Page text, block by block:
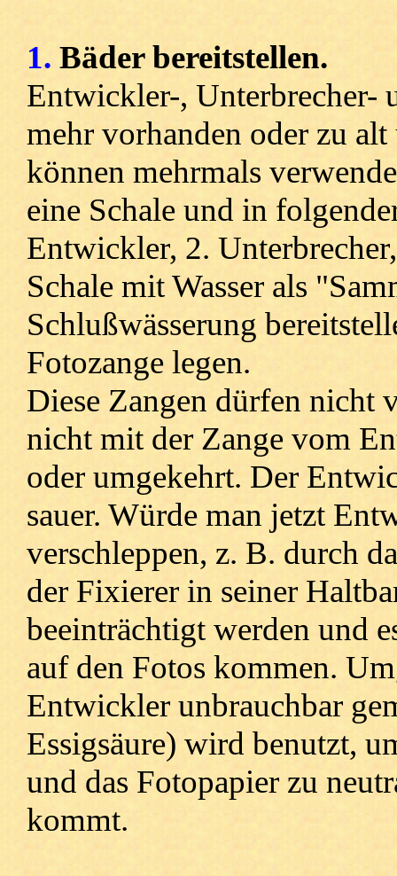
1. Bäder bereitstellen.
Entwickler-, Unterbrecher-
mehr vorhanden oder zu
können mehrmals
eine Schale und in
Entwickler, 2.
Schale mit Wasser als
Schlußwässerung
Fotozange legen.
Diese Zangen dürfen nicht
nicht mit der Zange vom
oder umgekehrt. Der
sauer. Würde man jetzt
verschleppen, z. B. durch
der Fixierer in seiner
beeinträchtigt werden und
auf den Fotos kommen.
Entwickler unbrauchbar
Essigsäure) wird benutzt,
und das Fotopapier zu
kommt.